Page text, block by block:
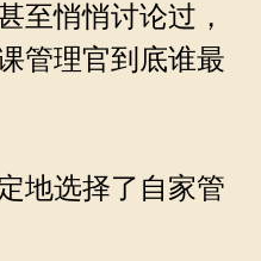
至悄悄讨论过，
管理官到底谁最
地选择了自家管